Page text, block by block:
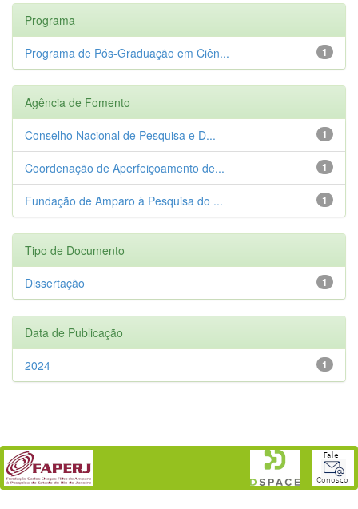
Programa
1
Programa de Pós-Graduação em Ciên...
Agência de Fomento
1
Conselho Nacional de Pesquisa e D...
1
Coordenação de Aperfeiçoamento de...
1
Fundação de Amparo à Pesquisa do ...
Tipo de Documento
1
Dissertação
Data de Publicação
1
2024